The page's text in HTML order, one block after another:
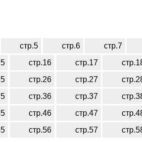
стр.5 стр.6 стр.7
стр.16 стр.17
стр.26 стр.27
стр.36 стр.37
стр.46 стр.47
стр.56 стр.57